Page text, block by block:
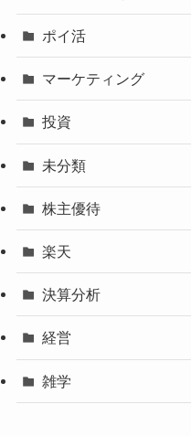
ポイ活
マーケティング
投資
未分類
株主優待
楽天
決算分析
経営
雑学